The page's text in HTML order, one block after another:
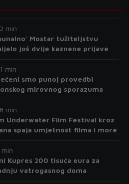
min
Mostar tužiteljstvu
još dvije kaznene prijave
min
smo punoj provedbi
mirovnog sporazuma
min
Underwater Film Festival kroz
spaja umjetnost filma i more
Kupres 200 tisuća eura za
vatrogasnog doma